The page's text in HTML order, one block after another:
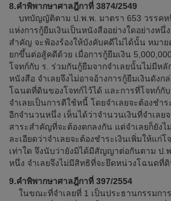
8.คำพิพากษาศาลฎีกาที่ 3874/2549
บทบัญญัติตาม ป.พ.พ. มาตรา 653 วรรคห
แห่งการกู้ยืมเงินเป็นหนังสืออย่างใดอย่างหนึ่
สำคัญ จะฟ้องร้องให้บังคับคดีไม่ได้นั้น หมาย
ยกขึ้นต่อสู้คดีด้วย เมื่อการกู้ยืมเงิน
โจทก์กับ ร. ร่วมกันกู้ยืมจากจำเลยนั้นไม่มีหลั
หนังสือ จำเลยจึงไม่อาจอ้างการกู้ยืมเงินดัง
โฉนดที่ดินของโจทก์ไว้ได้ และการที่โจทก์กั
จำเลยเป็นการตีใช้หนี้ โดยจำเลยจะต้องชำร
อีกจำนวนหนึ่ง เห็นได้ว่าจำนวนเงินที่จำเลย
สาระสำคัญที่จะต้องตกลงกัน แต่จำเลยก็ยังไ
ละเอียดว่าจำเลยจะต้องชำระเงินเพิ่มให้แก่
เท่าใด จึงนับว่ายังมิได้มีสัญญาต่อกันตาม ป.
หนึ่ง จำเลยจึงไม่มีสิทธิที่จะยึดหน่วงโฉนดที่
9.คำพิพากษาศาลฎีกาที่ 397/2554
ในขณะที่จำเลยที่ 1 เป็นประธานกรรมกา